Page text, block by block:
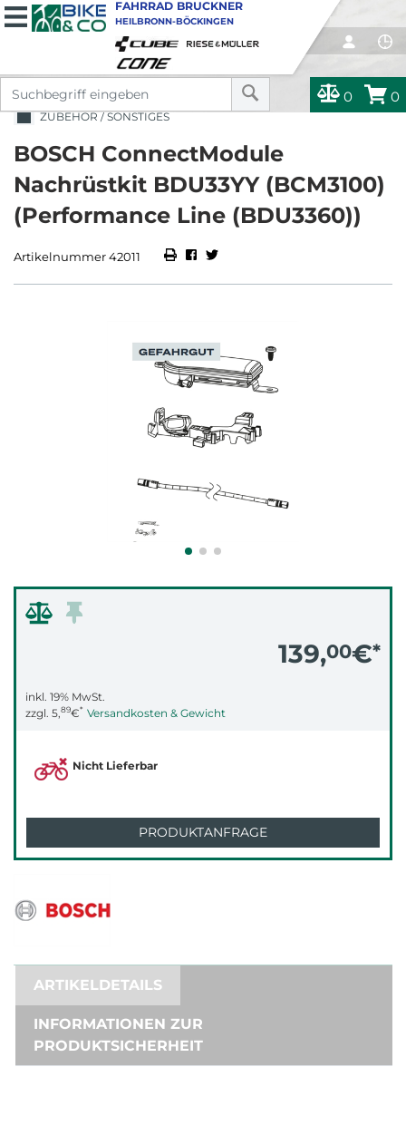
0 0
FAHRRAD BRUCKNER
HEILBRONN-BÖCKINGEN
ZUBEHÖR / SONSTIGES
BOSCH ConnectModule
Nachrüstkit BDU33YY (BCM3100)
(Performance Line (BDU3360))
Artikelnummer 42011
139,00€*
inkl. 19% MwSt.
zzgl. 5,89€* Versandkosten & Gewicht
Nicht Lieferbar
PRODUKTANFRAGE
ARTIKELDETAILS
INFORMATIONEN ZUR
PRODUKTSICHERHEIT